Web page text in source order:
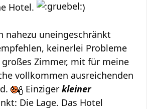
Hotel.
)
nahezu uneingeschränkt
keinerlei Probleme
Zimmer, mit für meine
vollkommen ausreichenden
Einziger kleiner
Die Lage. Das Hotel